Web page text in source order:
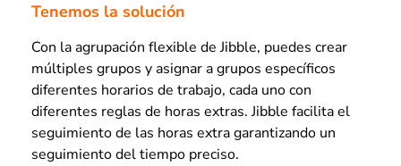
Tenemos la solución
Con la agrupación flexible de Jibble, puedes crear
múltiples grupos y asignar a grupos específicos
diferentes horarios de trabajo, cada uno con
diferentes reglas de horas extras. Jibble facilita el
seguimiento de las horas extra garantizando un
seguimiento del tiempo preciso.